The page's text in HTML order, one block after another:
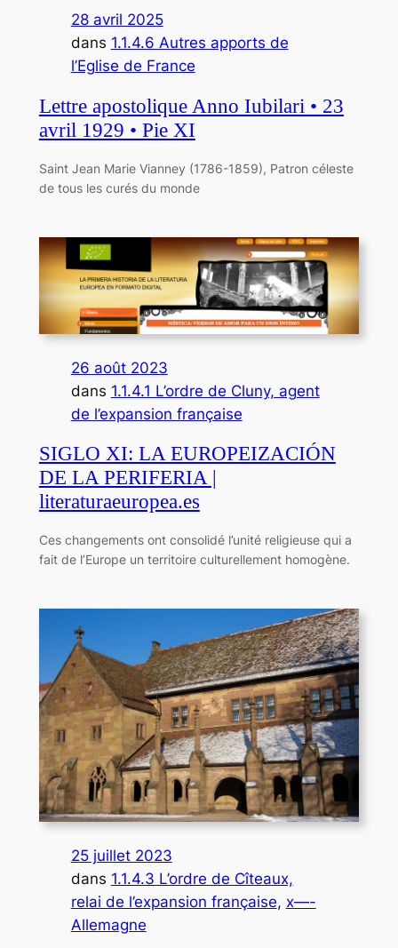
28 avril 2025
dans 1.1.4.6 Autres apports de
l’Eglise de France
Lettre apostolique Anno Iubilari • 23
avril 1929 • Pie XI
Saint Jean Marie Vianney (1786-1859), Patron céleste
de tous les curés du monde
26 août 2023
dans 1.1.4.1 L’ordre de Cluny, agent
de l’expansion française
SIGLO XI: LA EUROPEIZACIÓN
DE LA PERIFERIA |
literaturaeuropea.es
Ces changements ont consolidé l’unité religieuse qui a
fait de l’Europe un territoire culturellement homogène.
25 juillet 2023
dans 1.1.4.3 L’ordre de Cîteaux,
relai de l’expansion française, x—-
Allemagne